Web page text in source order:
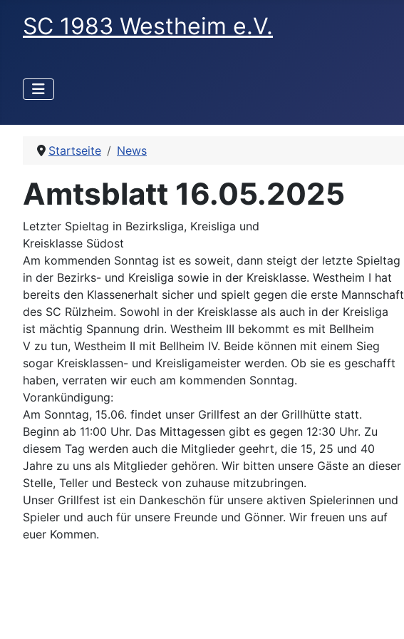
SC 1983 Westheim e.V.
Startseite News
Amtsblatt 16.05.2025
Letzter Spieltag in Bezirksliga, Kreisliga und
Kreisklasse Südost
Am kommenden Sonntag ist es soweit, dann steigt der letzte Spieltag
in der Bezirks- und Kreisliga sowie in der Kreisklasse. Westheim I hat
bereits den Klassenerhalt sicher und spielt gegen die erste Mannschaft
des SC Rülzheim. Sowohl in der Kreisklasse als auch in der Kreisliga
ist mächtig Spannung drin. Westheim III bekommt es mit Bellheim
V zu tun, Westheim II mit Bellheim IV. Beide können mit einem Sieg
sogar Kreisklassen- und Kreisligameister werden. Ob sie es geschafft
haben, verraten wir euch am kommenden Sonntag.
Vorankündigung:
Am Sonntag, 15.06. findet unser Grillfest an der Grillhütte statt.
Beginn ab 11:00 Uhr. Das Mittagessen gibt es gegen 12:30 Uhr. Zu
diesem Tag werden auch die Mitglieder geehrt, die 15, 25 und 40
Jahre zu uns als Mitglieder gehören. Wir bitten unsere Gäste an dieser
Stelle, Teller und Besteck von zuhause mitzubringen.
Unser Grillfest ist ein Dankeschön für unsere aktiven Spielerinnen und
Spieler und auch für unsere Freunde und Gönner. Wir freuen uns auf
euer Kommen.